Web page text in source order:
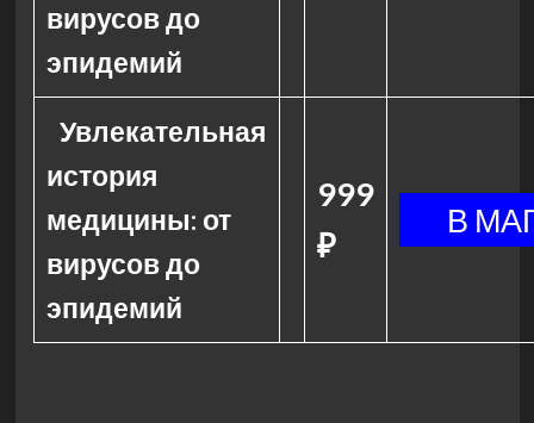
вирусов до
эпидемий
Увлекательная
история
медицины: от
вирусов до
эпидемий
999
₽